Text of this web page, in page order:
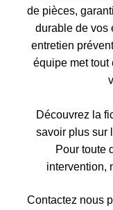
de pièces,
durable de vos
entretien
équipe met
Découvrez la
savoir plus sur
Pour toute
intervention,
Contactez nous